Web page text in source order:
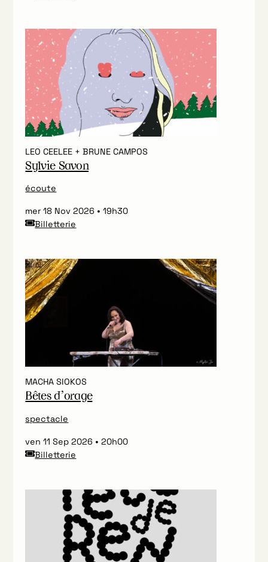
LEO CEELEE + BRUNE CAMPOS
Sylvie Savon
écoute
mer 18 Nov 2026
19h30
Billetterie
MACHA SIOKOS
Bêtes d’orage
spectacle
ven 11 Sep 2026
20h00
Billetterie